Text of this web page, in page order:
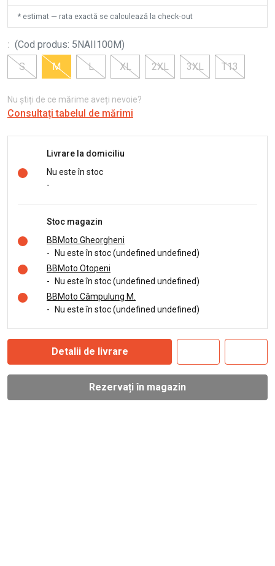
* estimat — rata exactă se calculează la check-out
: (Cod produs: 5NAII100M)
S
M L XL 2XL 3XL T13
Nu știți de ce mărime aveți nevoie?
Consultați tabelul de mărimi
Livrare la domiciliu
Nu este în stoc
-
Stoc magazin
BBMoto Gheorgheni
-
Nu este în stoc (undefined undefined)
BBMoto Otopeni
-
Nu este în stoc (undefined undefined)
BBMoto Câmpulung M.
-
Nu este în stoc (undefined undefined)
Detalii de livrare
Rezervați în magazin